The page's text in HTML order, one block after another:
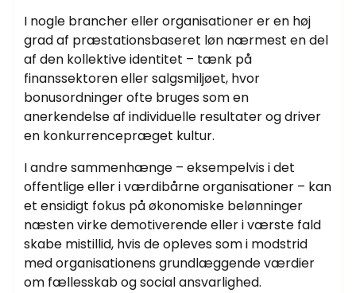
I nogle brancher eller organisationer er en høj
grad af præstationsbaseret løn nærmest en del
af den kollektive identitet – tænk på
finanssektoren eller salgsmiljøet, hvor
bonusordninger ofte bruges som en
anerkendelse af individuelle resultater og driver
en konkurrencepræget kultur.
I andre sammenhænge – eksempelvis i det
offentlige eller i værdibårne organisationer – kan
et ensidigt fokus på økonomiske belønninger
næsten virke demotiverende eller i værste fald
skabe mistillid, hvis de opleves som i modstrid
med organisationens grundlæggende værdier
om fællesskab og social ansvarlighed.